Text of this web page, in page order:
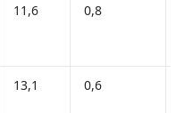
11,6 0,8
13,1 0,6